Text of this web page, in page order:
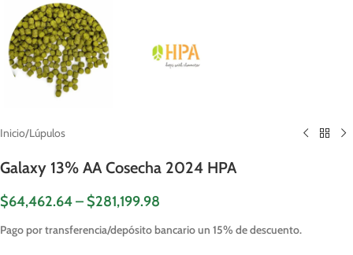
Inicio/Lúpulos
Galaxy 13% AA Cosecha 2024 HPA
$64,462.64– $281,199.98
Pago por transferencia/depósito bancario un 15% de descuento.